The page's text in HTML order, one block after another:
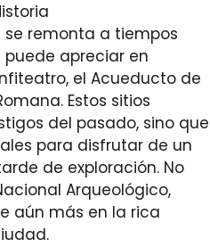
se remonta a tiempos
puede apreciar en
el Acueducto de
Estos sitios
del pasado, sino que
para disfrutar de un
de exploración. No
Arqueológico,
aún más en la rica